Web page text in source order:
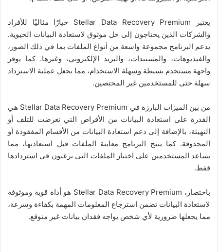
يعتبر Stellar Data Recovery Premium خيارًا مثاليًا للأفراد
والشركات الذين يحتاجون إلى حل موثوق لاستعادة البيانات الحيوية.
يدعم البرنامج مجموعة واسعة من أنواع الملفات بما في ذلك الصور،
والفيديوهات، والمستندات، والبريد الإلكتروني، وغيرها. كما يوفر
واجهة مستخدم بسيطة وسهلة الاستخدام، مما يجعل عملية الاسترداد
سهلة حتى للمستخدمين غير المختصين.
من بين الميزات البارزة في Stellar Data Recovery Premium هي
القدرة على استعادة البيانات من الأقراص التي تعرضت للتلف أو
التهيئة، بالإضافة إلى دعم استعادة البيانات من الأقسام المفقودة أو
المحذوفة. كما يتيح البرنامج معاينة الملفات قبل استعادتها، مما
يساعد المستخدمين على اختيار الملفات التي يرغبون في استردادها
فقط.
باختصار، Stellar Data Recovery Premium هو أداة قوية وموثوقة
لاستعادة البيانات تضمن استرجاع المعلومات المهمة بكفاءة وسرعة،
مما يجعلها ضرورية لأي شخص يواجه فقدان بيانات غير متوقع.